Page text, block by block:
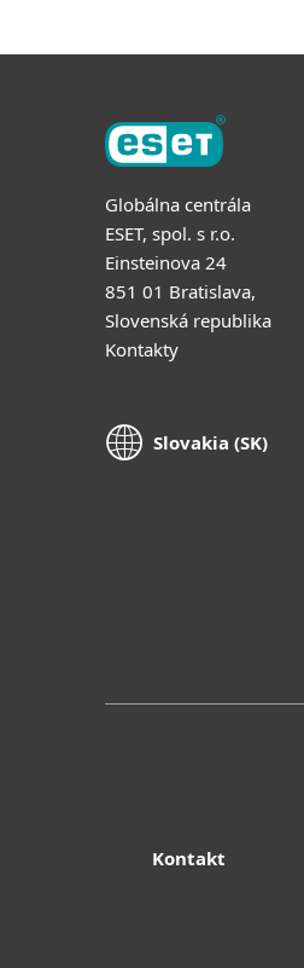
Globálna centrála
ESET, spol. s r.o.
Einsteinova 24
851 01 Bratislava,
Slovenská republika
Kontakty
Slovakia (SK)
Kontakt